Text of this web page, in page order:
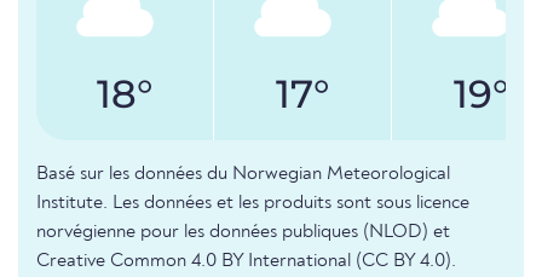
18° 17° 19°
Basé sur les données du Norwegian Meteorological
Institute. Les données et les produits sont sous licence
norvégienne pour les données publiques (NLOD) et
Creative Common 4.0 BY International (CC BY 4.0).